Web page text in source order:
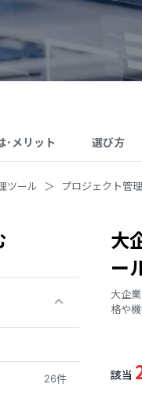
･メリット 選び方
ツール プロジェクト管
26件
大
ー
大企
格や
該当